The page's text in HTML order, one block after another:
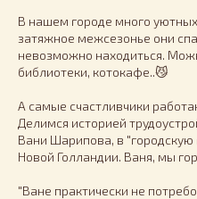
В нашем городе много
затяжное межсезонье они
невозможно находиться.
библиотеки, котокафе..😼
А самые счастливчики
Делимся историей
Вани Шарипова, в
Новой Голландии. Ваня, мы
"Ване практически не